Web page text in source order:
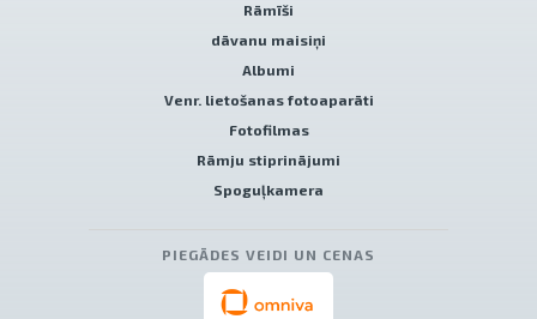
Rāmīši
dāvanu maisiņi
Albumi
Venr. lietošanas fotoaparāti
Fotofilmas
Rāmju stiprinājumi
Spoguļkamera
PIEGĀDES VEIDI UN CENAS